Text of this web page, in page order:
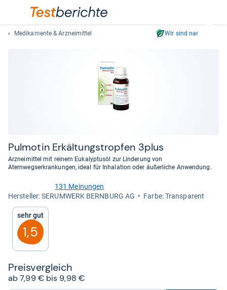
lassen
den
Medikamente & Arzneimittel Wir sind nachhaltig
Pul­mo­tin Erkäl­tungs­trop­fen 3plus
Arzneimittel mit reinem Eukalyptusöl zur Linderung von
Atemwegserkrankungen, ideal für Inhalation oder äußerliche Anwendung.
von
Sternen
131 Meinungen
Her­stel­ler: SERUMWERK BERNBURG AG
Farbe: Transparent
Sehr gut
1,5
Preis­ver­gleich
ab 7,99 € bis 9,98 €